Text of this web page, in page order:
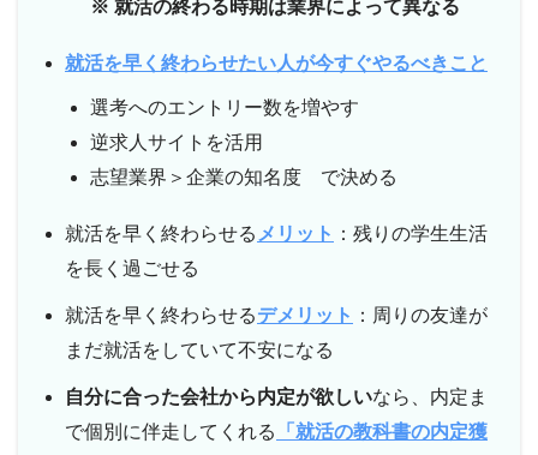
※ 就活の終わる時期は業界によって異なる
就活を早く終わらせたい人が今すぐやるべきこと
選考へのエントリー数を増やす
逆求人サイトを活用
志望業界＞企業の知名度 で決める
就活を早く終わらせるメリット ：残りの学生生活
を長く過ごせる
就活を早く終わらせるデメリット ：周りの友達が
まだ就活をしていて不安になる
自分に合った会社から内定が欲しいなら、内定ま
で個別に伴走してくれる
「就活の教科書の内定獲